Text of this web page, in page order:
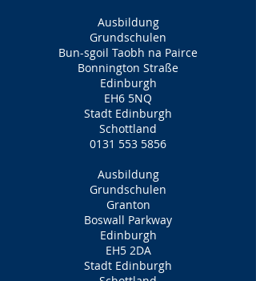
Ausbildung
Grundschulen
Bun-sgoil Taobh na Pairce
Bonnington Straße
Edinburgh
EH6 5NQ
Stadt Edinburgh
Schottland
0131 553 5856
Ausbildung
Grundschulen
Granton
Boswall Parkway
Edinburgh
EH5 2DA
Stadt Edinburgh